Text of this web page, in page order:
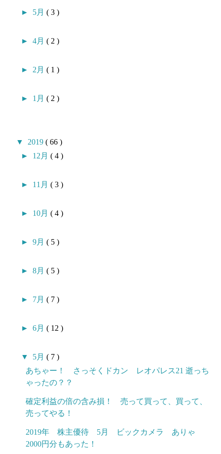
► 5月( 3 )
►4月( 2 )
► 2月( 1 )
► 1月( 2 )
▼ 2019( 66 )
► 12月( 4 )
► 11月( 3 )
► 10月( 4 )
►9月( 5 )
►8月( 5 )
► 7月( 7 )
►6月( 12 )
▼ 5月( 7 )
あちゃー！ さっそくドカン レオパレス21 逝っち
ゃったの？？
確定利益の倍の含み損！ 売って買って、買って、
売ってやる！
2019年 株主優待 5月 ビックカメラ ありゃ
2000円分もあった！